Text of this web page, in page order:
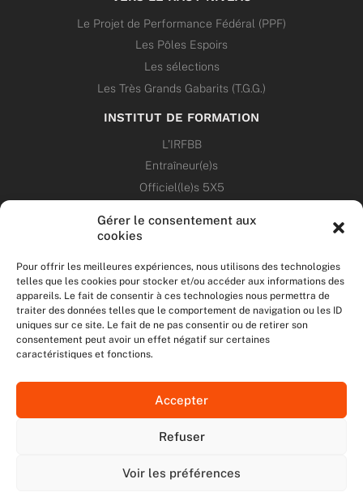
Gérer le consentement aux
cookies
Pour offrir les meilleures expériences, nous utilisons des technologies
telles que les cookies pour stocker et/ou accéder aux informations des
appareils. Le fait de consentir à ces technologies nous permettra de
traiter des données telles que le comportement de navigation ou les ID
uniques sur ce site. Le fait de ne pas consentir ou de retirer son
consentement peut avoir un effet négatif sur certaines
caractéristiques et fonctions.
Accepter
Refuser
Voir les préférences
Le Projet de Performance Fédéral (PPF)
Les Pôles Espoirs
Les sélections
Les Très Grands Gabarits (T.G.G.)
INSTITUT DE FORMATION
L’IRFBB
Entraîneur(e)s
Officiel(le)s 5X5
ANNONCES
ÉVÉNEMENTS
NOS RÉSEAUX SOCIAUX
b
T
i
t
I
s
a
u
MENTIONS LÉGALES
DONNÉES PERSONNELLES